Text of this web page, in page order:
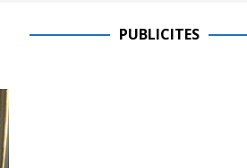
PUBLICITES